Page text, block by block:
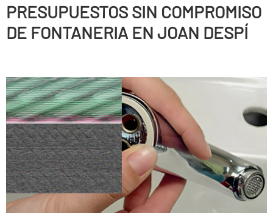
PRESUPUESTOS SIN COMPROMISO
DE FONTANERIA EN JOAN DESPÍ